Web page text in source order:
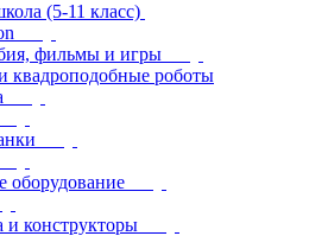
(5-11 класс)
фильмы и игры
квадроподобные роботы
оборудование
и конструкторы